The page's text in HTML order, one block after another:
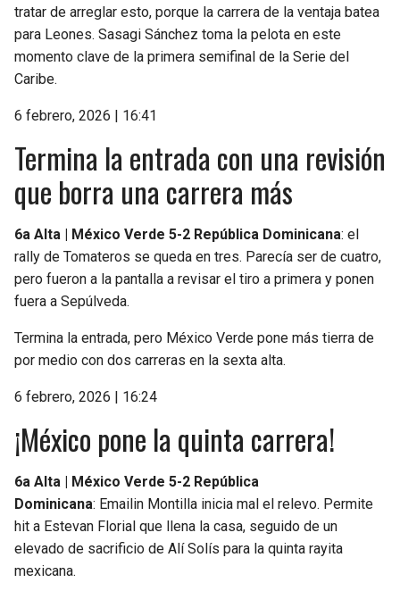
tratar de arreglar esto, porque la carrera de la ventaja batea
para Leones. Sasagi Sánchez toma la pelota en este
momento clave de la primera semifinal de la Serie del
Caribe.
6 febrero, 2026 | 16:41
Termina la entrada con una revisión
que borra una carrera más
6a Alta | México Verde 5-2 República Dominicana: el
rally de Tomateros se queda en tres. Parecía ser de cuatro,
pero fueron a la pantalla a revisar el tiro a primera y ponen
fuera a Sepúlveda.
Termina la entrada, pero México Verde pone más tierra de
por medio con dos carreras en la sexta alta.
6 febrero, 2026 | 16:24
¡México pone la quinta carrera!
6a Alta | México Verde 5-2 República
Dominicana: Emailin Montilla inicia mal el relevo. Permite
hit a Estevan Florial que llena la casa, seguido de un
elevado de sacrificio de Alí Solís para la quinta rayita
mexicana.